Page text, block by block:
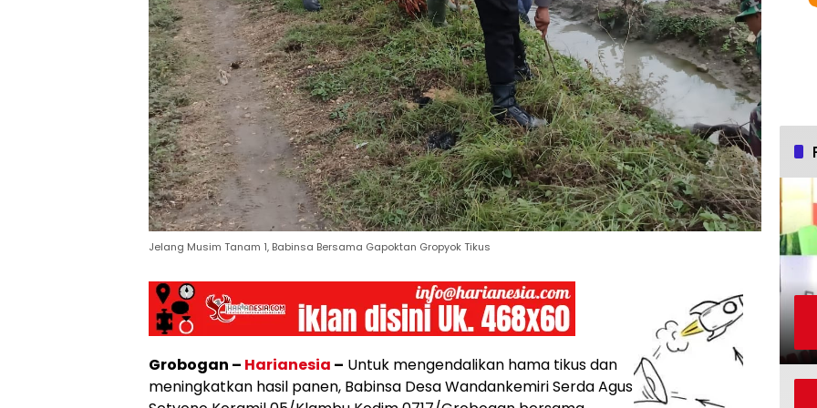
Jelang Musim Tanam 1, Babinsa Bersama Gapoktan Gropyok Tikus
Grobogan – Harianesia – Untuk mengendalikan hama tikus dan
meningkatkan hasil panen, Babinsa Desa Wandankemiri Serda Agus